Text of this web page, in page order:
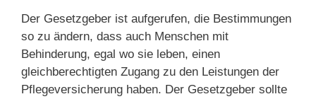
Der Gesetzgeber ist aufgerufen, die Bestimmungen
so zu ändern, dass auch Menschen mit
Behinderung, egal wo sie leben, einen
gleichberechtigten Zugang zu den Leistungen der
Pflegeversicherung haben. Der Gesetzgeber sollte